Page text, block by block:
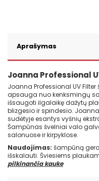
Aprašymas
Joanna Professional
Joanna Professional UV
apsauga nuo kenksmingų
išsaugoti ilgalaikę dažytų
blizgesio ir spindesio.
sudėtyje esantys vyšnių
Šampūnas švelniai valo
salonuose ir kirpyklose.
Naudojimas: šampūną
išskalauti. Šviesiems
pilkinančia kauke